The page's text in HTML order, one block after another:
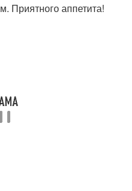
Приятного аппетита!